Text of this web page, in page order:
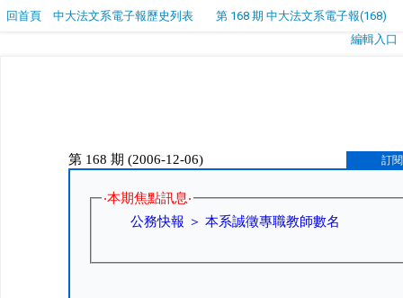
回首頁 中大法文系電子報歷史列表
第 168 期 中大法文系電子報(168)
編輯入口